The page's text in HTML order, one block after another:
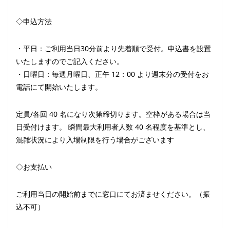
◇申込方法
・平日：ご利用当日30分前より先着順で受付。申込書を設置
いたしますのでご記入ください。
・日曜日：毎週月曜日、正午 12：00 より週末分の受付をお
電話にて開始いたします。
定員/各回 40 名になり次第締切ります。空枠がある場合は当
日受付けます。 瞬間最大利用者人数 40 名程度を基準とし、
混雑状況により入場制限を行う場合がございます
◇お支払い
ご利用当日の開始前までに窓口にてお済ませください。（振
込不可）